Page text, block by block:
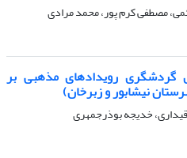
مصطفی کرم پور، محمد مرادی
گردشگری رویدادهای مذهبی بر
نیشابور و زبرخان)
خدیجه بوذرجمهری